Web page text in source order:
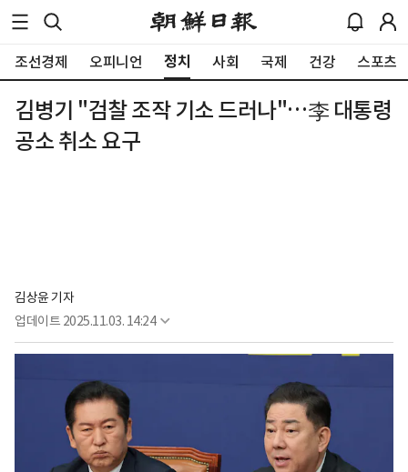
조선경제 오피니언 정치 사회 국제 건강 스포츠
김병기 "검찰 조작 기소 드러나"…李 대통령
공소 취소 요구
김상윤 기자
업데이트 2025.11.03. 14:24